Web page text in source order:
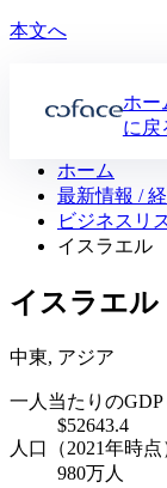
本文へ
ホー
に戻
ホーム
最新情報 /
ビジネ
イスラエル
イスラエル
中東, アジア
一人当たりのGDP
$52643.4
人口（2021年時点
980万人